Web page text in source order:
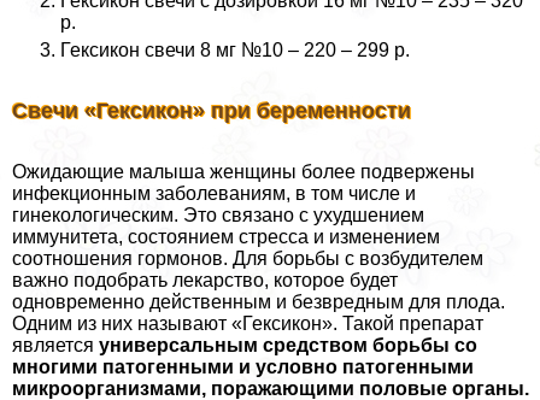
р.
Гексикон свечи 8 мг №10 – 220 – 299 р.
Свечи «Гексикон» при беременности
Ожидающие малыша женщины более подвержены
инфекционным заболеваниям, в том числе и
гинекологическим. Это связано с ухудшением
иммунитета, состоянием стресса и изменением
соотношения гормонов. Для борьбы с возбудителем
важно подобрать лекарство, которое будет
одновременно действенным и безвредным для плода.
Одним из них называют «Гексикон». Такой препарат
является универсальным средством борьбы со
многими патогенными и условно патогенными
микроорганизмами, поражающими пoлoвые органы.